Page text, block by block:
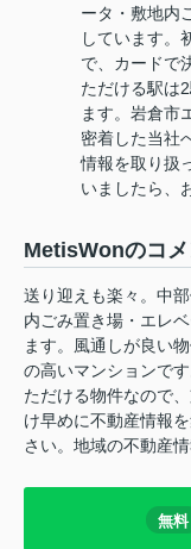
ータ・敷地内
しています。
で、カードで
ただける駅は
ます。岩倉市
密着した当社
情報を取り扱
いましたら、
MetisWonのコ
送り迎えも楽々。中
内ごみ置き場・エレ
ます。風通しが良い
の高いマンションで
ただける物件なので
け早めに不動産情報
さい。地域の不動産
無料